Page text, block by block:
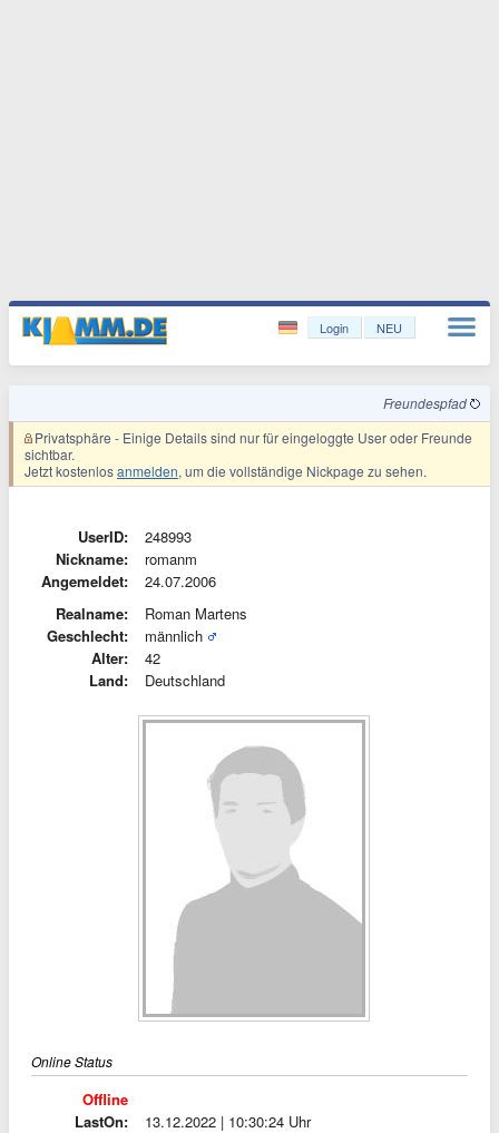
Login NEU
Freundespfad
Privatsphäre - Einige Details sind nur für eingeloggte User oder Freunde
sichtbar.
Jetzt kostenlosanmelden, um die vollständige Nickpage zu sehen.
UserID:
248993
Nickname:
romanm
Angemeldet:
24.07.2006
Realname:
Roman Martens
Geschlecht:
männlich
Alter:
42
Land:
Deutschland
Online Status
Offline
LastOn:
13.12.2022 | 10:30:24 Uhr